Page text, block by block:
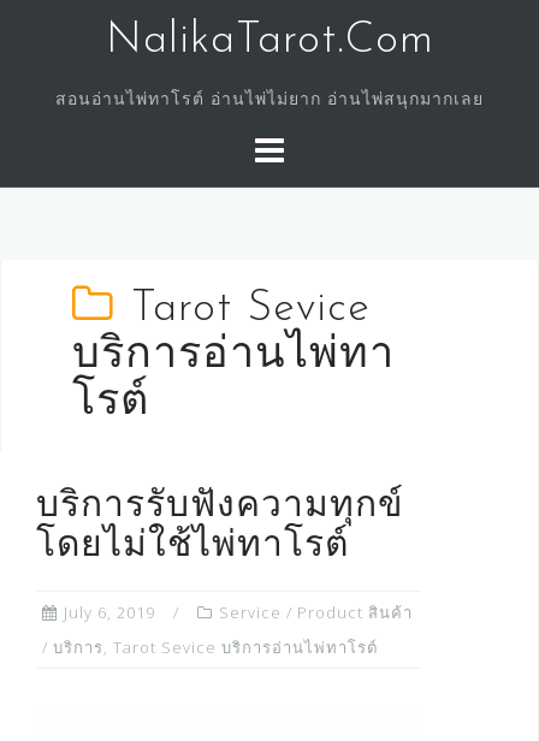
NalikaTarot.Com
สอนอ่านไพ่ทาโรต์ อ่านไพ่ไม่ยาก อ่านไพ่สนุกมากเลย
Tarot Sevice
บริการอ่านไพ่ทา
โรต์
บริการรับฟังความทุกข์
โดยไม่ใช้ไพ่ทาโรต์
July 6, 2019
Service / Product สินค้า
/ บริการ, Tarot Sevice บริการอ่านไพ่ทาโรต์